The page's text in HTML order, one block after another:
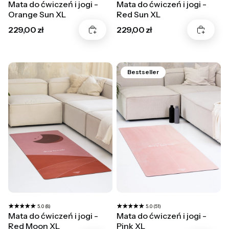
Mata do ćwiczeń i jogi -
Orange Sun XL
Cena
229,00 zł
Mata do ćwiczeń i jogi -
Red Sun XL
Cena
229,00 zł
5.0 (8)
Mata do ćwiczeń i jogi -
Red Moon XL
Bestseller
5.0 (51)
Mata do ćwiczeń i jogi -
Pink XL